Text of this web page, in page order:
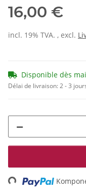
16,00 €
incl. 19% TVA. , excl.
Disponible dès
Délai de livraison:2 - 3